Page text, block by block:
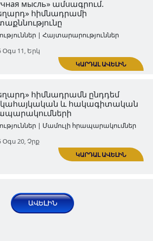
Թուրքական ամսագիրը՝
հակահայկական,
հակաէթիկական․ «Գեղարդ»
հիմնադրամ
Նորություններ |
2025 Հուն 10, Երք